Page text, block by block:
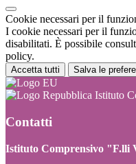
Cookie necessari per il
I cookie necessari per il
disabilitati. È possibile
policy.
Accetta tutti Salva le
Istituto
Contatti
Istituto Comprensivo "F.lli